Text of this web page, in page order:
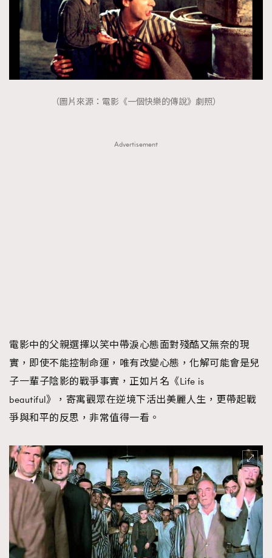
（圖片來源：電影《一個快樂的傳說》劇照）
Advertisement
電影中的父親選擇以笑中帶淚心態面對殘酷又無奈的現
實，即使不能控制命運，唯有改變心態，化解可能會是兒
子一輩子陰影的戰爭事實，正如片名《Life is
beautiful》，寄寓觀眾在逆境下活出美麗人生，更帶起戰
爭與和平的反思，非常值得一看。